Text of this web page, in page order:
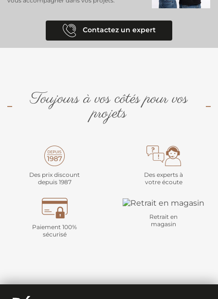
Contactez un expert
Toujours à vos côtés pour vos
projets
Des prix discount
depuis 1987
Des experts à
votre écoute
Paiement 100%
sécurisé
Retrait en
magasin